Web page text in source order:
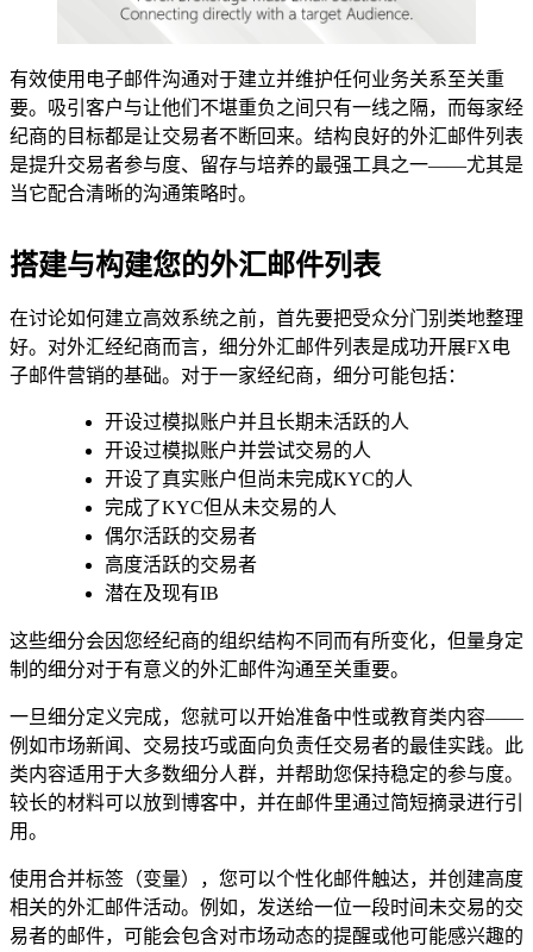
有效使用电子邮件沟通对于建立并维护任何业务关系至关重
要。吸引客户与让他们不堪重负之间只有一线之隔，而每家经
纪商的目标都是让交易者不断回来。结构良好的外汇邮件列表
是提升交易者参与度、留存与培养的最强工具之一——尤其是
当它配合清晰的沟通策略时。
搭建与构建您的外汇邮件列表
在讨论如何建立高效系统之前，首先要把受众分门别类地整理
好。对外汇经纪商而言，细分外汇邮件列表是成功开展FX电
子邮件营销的基础。对于一家经纪商，细分可能包括：
开设过模拟账户并且长期未活跃的人
开设过模拟账户并尝试交易的人
开设了真实账户但尚未完成KYC的人
完成了KYC但从未交易的人
偶尔活跃的交易者
高度活跃的交易者
潜在及现有IB
这些细分会因您经纪商的组织结构不同而有所变化，但量身定
制的细分对于有意义的外汇邮件沟通至关重要。
一旦细分定义完成，您就可以开始准备中性或教育类内容——
例如市场新闻、交易技巧或面向负责任交易者的最佳实践。此
类内容适用于大多数细分人群，并帮助您保持稳定的参与度。
较长的材料可以放到博客中，并在邮件里通过简短摘录进行引
用。
使用合并标签（变量），您可以个性化邮件触达，并创建高度
相关的外汇邮件活动。例如，发送给一位一段时间未交易的交
易者的邮件，可能会包含对市场动态的提醒或他可能感兴趣的